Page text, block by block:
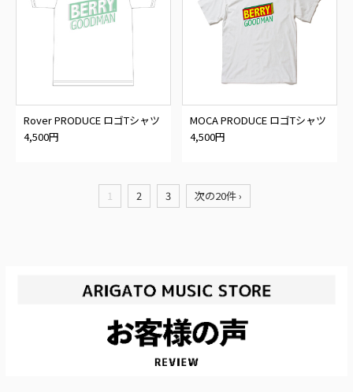
Rover PRODUCE ロゴTシャツ
2025
4,500円
MOCA PRODUCE ロゴTシャツ
2025
4,500円
1 2 3 次の20件 ›